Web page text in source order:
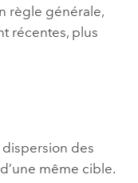
règle générale,
récentes, plus
dispersion des
même cible.